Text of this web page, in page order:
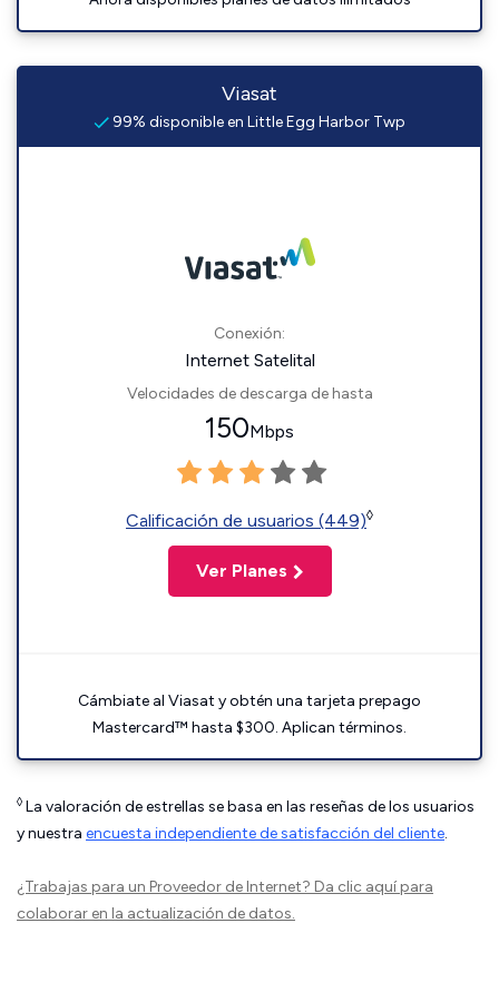
Viasat
99% disponible en Little Egg Harbor Twp
Conexión:
Internet Satelital
Velocidades de descarga de hasta
150Mbps
Calificación de usuarios (449)◊
Ver Planes
Cámbiate al Viasat y obtén una tarjeta prepago
Mastercard™ hasta $300. Aplican términos.
◊ La valoración de estrellas se basa en las reseñas de los usuarios
y nuestra encuesta independiente de satisfacción del cliente.
¿Trabajas para un Proveedor de Internet? Da clic aquípara
colaborar en la actualización de datos.